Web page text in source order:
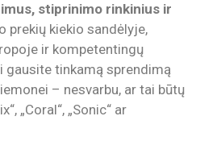
stiprinimo rinkinius ir
prekių kiekio sandėlyje,
ir kompetentingų
gausite tinkamą sprendimą
– nesvarbu, ar tai būtų
„Coral“, „Sonic“ ar